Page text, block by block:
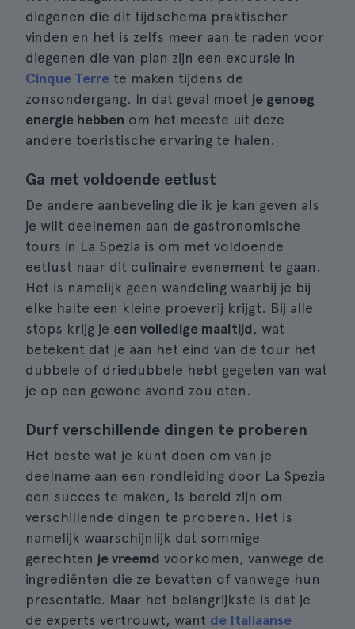
diegenen die dit tijdschema praktischer
vinden en het is zelfs meer aan te raden voor
diegenen die van plan zijn een excursie in
Cinque Terre te maken tijdens de
zonsondergang. In dat geval moet je genoeg
energie hebben om het meeste uit deze
andere toeristische ervaring te halen.
Ga met voldoende eetlust
De andere aanbeveling die ik je kan geven als
je wilt deelnemen aan de gastronomische
tours in La Spezia is om met voldoende
eetlust naar dit culinaire evenement te gaan.
Het is namelijk geen wandeling waarbij je bij
elke halte een kleine proeverij krijgt. Bij alle
stops krijg je een volledige maaltijd, wat
betekent dat je aan het eind van de tour het
dubbele of driedubbele hebt gegeten van wat
je op een gewone avond zou eten.
Durf verschillende dingen te proberen
Het beste wat je kunt doen om van je
deelname aan een rondleiding door La Spezia
een succes te maken, is bereid zijn om
verschillende dingen te proberen. Het is
namelijk waarschijnlijk dat sommige
gerechten je vreemd voorkomen, vanwege de
ingrediënten die ze bevatten of vanwege hun
presentatie. Maar het belangrijkste is dat je
de experts vertrouwt, want de Italiaanse